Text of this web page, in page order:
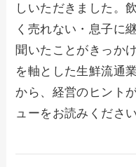
しいただきました。
く売れない・息子に
聞いたことがきっか
を軸とした生鮮流通
から、経営のヒント
ューをお読みください